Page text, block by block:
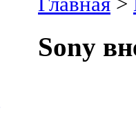
Sony